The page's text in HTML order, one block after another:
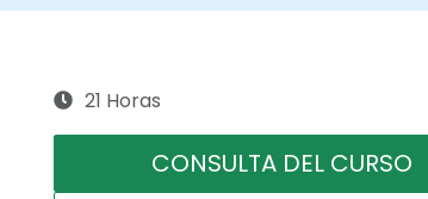
21 Horas
CONSULTA DEL CURSO